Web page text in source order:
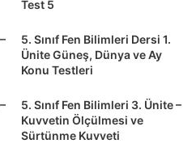
Test 5
5. Sınıf Fen Bilimleri Dersi 1.
Ünite Güneş, Dünya ve Ay
Konu Testleri
5. Sınıf Fen Bilimleri 3. Ünite –
Kuvvetin Ölçülmesi ve
Sürtünme Kuvveti